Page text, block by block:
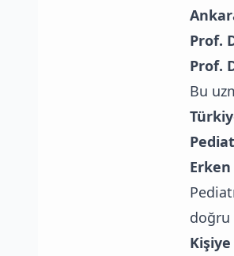
Prof.
Prof.
Bu
Erken
doğru